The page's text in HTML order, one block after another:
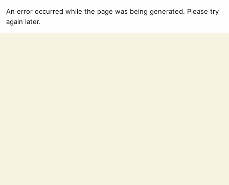
An error occurred while the page was being generated. Please try
again later.